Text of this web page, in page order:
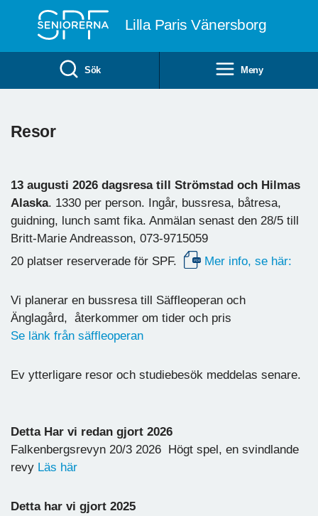
Lilla Paris Vänersborg
Sök Meny
Resor
13 augusti 2026 dagsresa till Strömstad och Hilmas
Alaska. 1330 per person. Ingår, bussresa, båtresa,
guidning, lunch samt fika. Anmälan senast den 28/5 till
Britt-Marie Andreasson, 073-9715059
20 platser reserverade för SPF.
Mer info, se här:
Vi planerar en bussresa till Säffleoperan och
Änglagård, återkommer om tider och pris
Se länk från säffleoperan
Ev ytterligare resor och studiebesök meddelas senare.
Detta Har vi redan gjort 2026
Falkenbergsrevyn 20/3 2026 Högt spel, en svindlande
revy Läs här
Detta har vi gjort 2025